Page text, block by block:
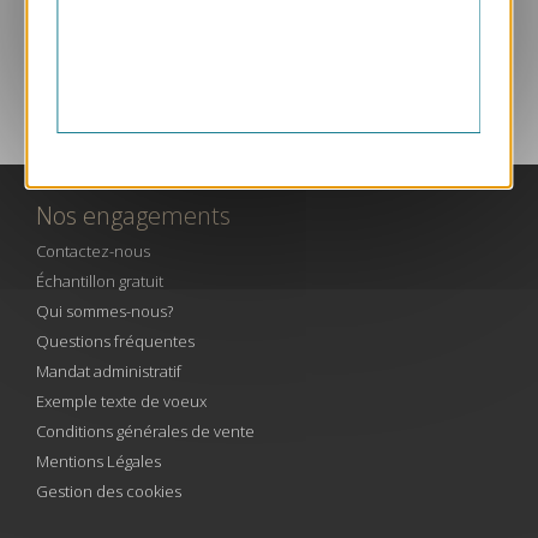
Nos engagements
Contactez-nous
Échantillon gratuit
Qui sommes-nous?
Questions fréquentes
Mandat administratif
Exemple texte de voeux
Conditions générales de vente
Mentions Légales
Gestion des cookies